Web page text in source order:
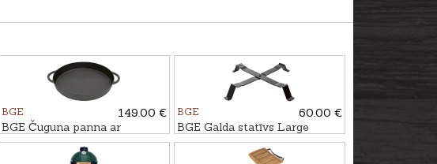
BGE
149.00 €
BGE Čuguna panna ar
rokturiem, Ø36m
BGE
60.00 €
BGE Galda statīvs Large
grilam